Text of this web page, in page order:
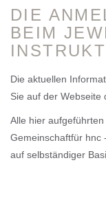
DIE
BEIM
Die aktuellen
Sie auf der Webseite
Alle hier
Gemeinschaftfür hnc
auf selbständiger